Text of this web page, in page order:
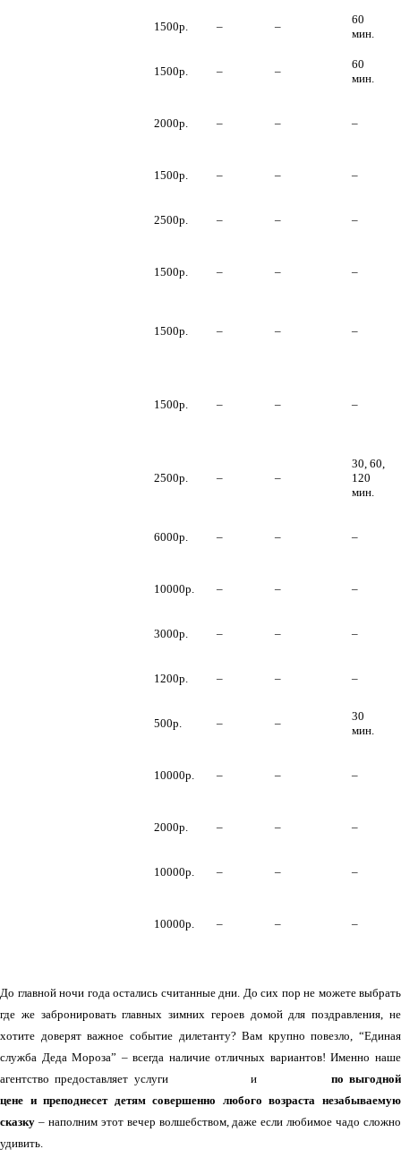
1500р. – –
60
мин.
1500р. – –
60
мин.
2000р. – – –
1500р. – – –
2500р. – – –
1500р. – – –
1500р. – – –
1500р. – – –
2500р. – –
30, 60,
120
мин.
6000р. – – –
10000р. – – –
3000р. – – –
1200р. – – –
500р. – –
30
мин.
10000р. – – –
2000р. – – –
10000р. – – –
10000р. – – –
До главной ночи года остались считанные дни. До сих пор не можете выбрать
где же забронировать главных зимних героев домой для поздравления, не
хотите доверят важное событие дилетанту? Вам крупно повезло, “Единая
служба Деда Мороза” – всегда наличие отличных вариантов! Именно наше
агентство предоставляет услуги
и
по выгодной
цене и преподнесет детям совершенно любого возраста незабываемую
сказку – наполним этот вечер волшебством, даже если любимое чадо сложно
удивить.